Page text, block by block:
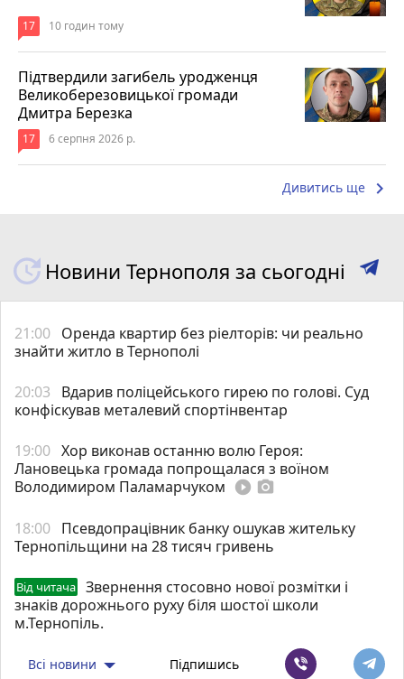
17 10 годин тому
Підтвердили загибель уродженця
Великоберезовицької громади
Дмитра Березка
17 6 серпня 2026 р.
Дивитись ще keyboard_arrow_right
Новини Тернополя за сьогодні
21:00 Оренда квартир без ріелторів: чи реально
знайти житло в Тернополі
20:03
Вдарив поліцейського гирею по голові. Суд
конфіскував металевий спортінвентар
19:00 Хор виконав останню волю Героя:
Лановецька громада попрощалася з воїном
Володимиром Паламарчуком play_circle_filled photo_camera
18:00 Псевдопрацівник банку ошукав жительку
Тернопільщини на 28 тисяч гривень
Від читача
Звернення стосовно нової розмітки і
знаків дорожнього руху біля шостої школи
м.Тернопіль.
Всі новини Підпишись